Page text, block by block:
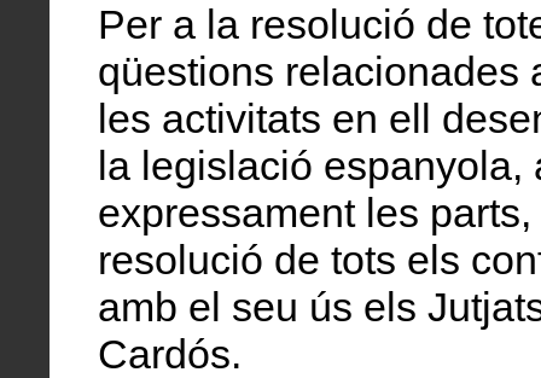
Per a la resolució de
qüestions relacionades
les activitats en ell
la legislació espanyola,
expressament les
resolució de tots els
amb el seu ús els
Cardós.